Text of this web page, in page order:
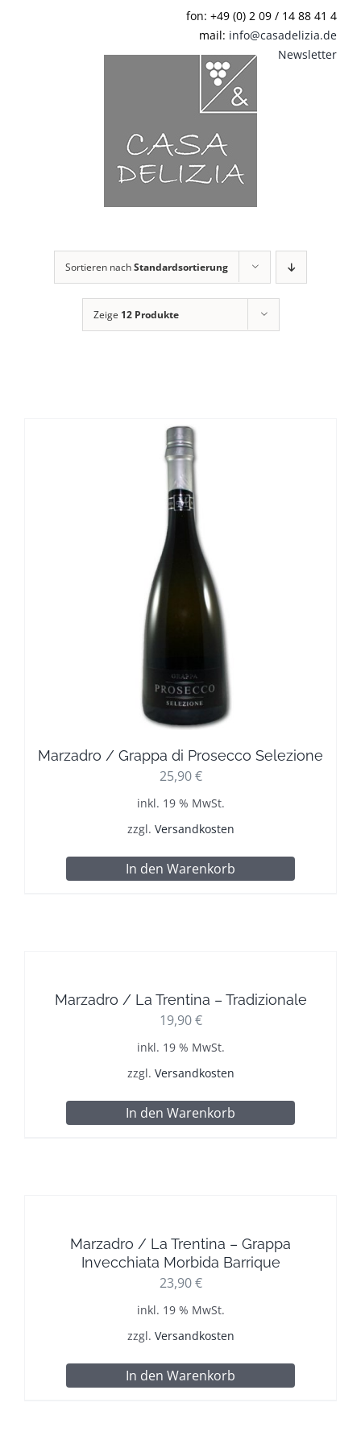
fon: +49 (0) 2 09 / 14 88 41 4
mail: info@casadelizia.de
Newsletter
Sortieren nachStandardsortierung
Zeige 12 Produkte
Marzadro / Grappa di Prosecco Selezione
25,90€
inkl. 19 % MwSt.
zzgl. Versandkosten
In den Warenkorb
Marzadro / La Trentina – Tradizionale
19,90€
inkl. 19 % MwSt.
zzgl. Versandkosten
In den Warenkorb
Marzadro / La Trentina – Grappa
Invecchiata Morbida Barrique
23,90€
inkl. 19 % MwSt.
zzgl. Versandkosten
In den Warenkorb